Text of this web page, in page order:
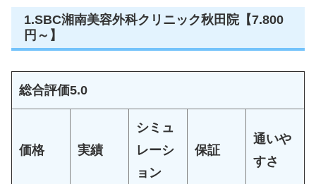
1.SBC湘南美容外科クリニック秋田院【7.800
円～】
総合評価5.0
価格 実績
シミュ
レーシ
ョン
保証
通いや
すさ